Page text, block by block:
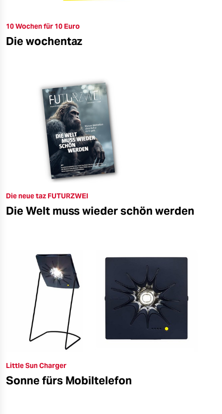
10 Wochen für 10 Euro
Die wochentaz
Die neue taz FUTURZWEI
Die Welt muss wieder schön werden
Little Sun Charger
Sonne fürs Mobiltelefon